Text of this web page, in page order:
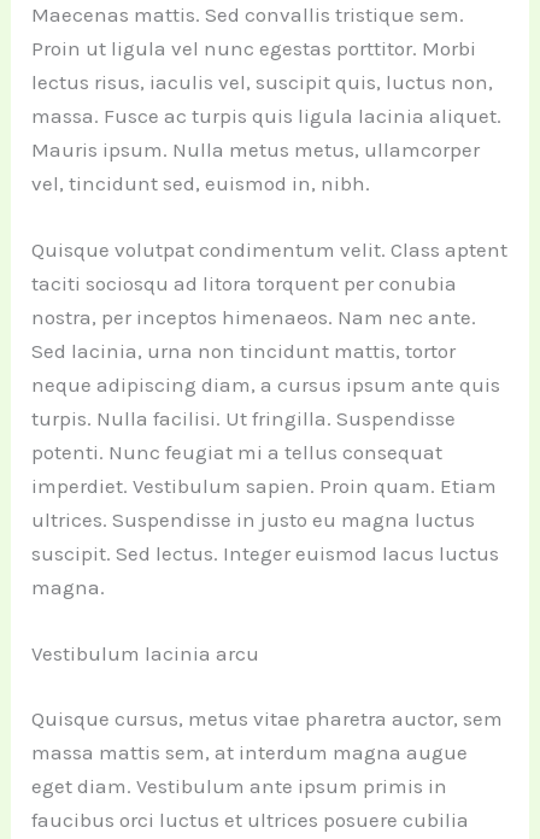
Maecenas mattis. Sed convallis tristique sem.
Proin ut ligula vel nunc egestas porttitor. Morbi
lectus risus, iaculis vel, suscipit quis, luctus non,
massa. Fusce ac turpis quis ligula lacinia aliquet.
Mauris ipsum. Nulla metus metus, ullamcorper
vel, tincidunt sed, euismod in, nibh.
Quisque volutpat condimentum velit. Class aptent
taciti sociosqu ad litora torquent per conubia
nostra, per inceptos himenaeos. Nam nec ante.
Sed lacinia, urna non tincidunt mattis, tortor
neque adipiscing diam, a cursus ipsum ante quis
turpis. Nulla facilisi. Ut fringilla. Suspendisse
potenti. Nunc feugiat mi a tellus consequat
imperdiet. Vestibulum sapien. Proin quam. Etiam
ultrices. Suspendisse in justo eu magna luctus
suscipit. Sed lectus. Integer euismod lacus luctus
magna.
Vestibulum lacinia arcu
Quisque cursus, metus vitae pharetra auctor, sem
massa mattis sem, at interdum magna augue
eget diam. Vestibulum ante ipsum primis in
faucibus orci luctus et ultrices posuere cubilia